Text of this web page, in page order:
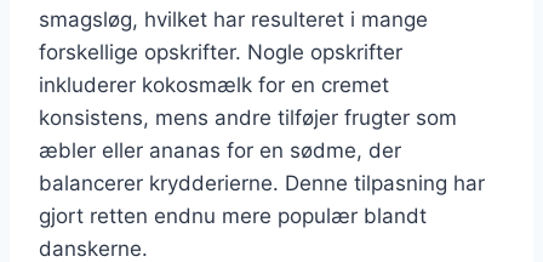
smagsløg, hvilket har resulteret i mange
forskellige opskrifter. Nogle opskrifter
inkluderer kokosmælk for en cremet
konsistens, mens andre tilføjer frugter som
æbler eller ananas for en sødme, der
balancerer krydderierne. Denne tilpasning har
gjort retten endnu mere populær blandt
danskerne.